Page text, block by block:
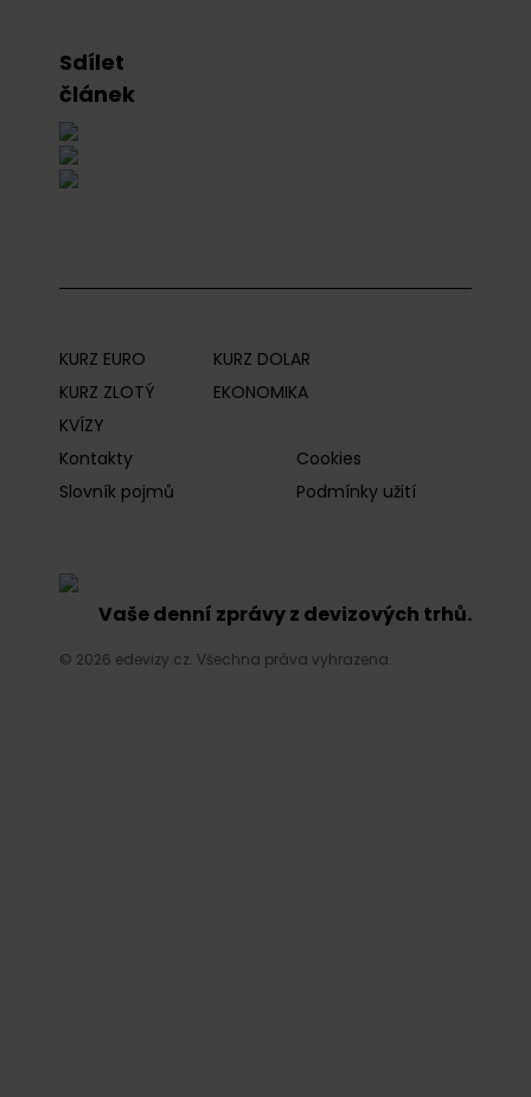
Sdílet
článek
KURZ EURO
KURZ DOLAR
KURZ ZLOTÝ
EKONOMIKA
KVÍZY
Kontakty
Cookies
Slovník pojmů
Podmínky užití
Vaše denní zprávy z devizových trhů.
© 2026 edevizy.cz. Všechna práva vyhrazena.